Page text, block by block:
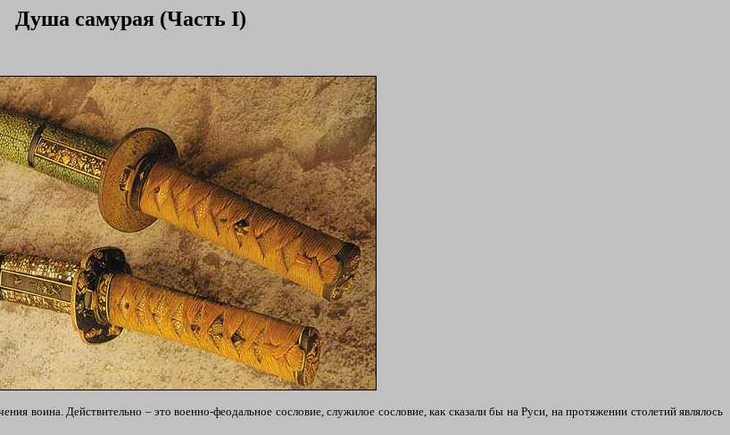
Душа самурая (Часть I)
воина. Действительно – это военно-феодальное сословие, служилое сословие, как сказали бы на Руси, на протяжении столетий являлось